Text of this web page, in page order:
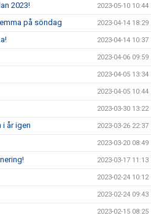
2023! 2023-05-10 10:44
på söndag 2023-04-14 18:29
2023-04-14 10:37
2023-04-06 09:59
2023-04-05 13:34
2023-04-05 10:44
2023-03-30 13:22
år igen 2023-03-26 22:37
2023-03-20 08:49
2023-03-17 11:13
2023-02-24 10:12
2023-02-24 09:43
2023-02-15 08:25